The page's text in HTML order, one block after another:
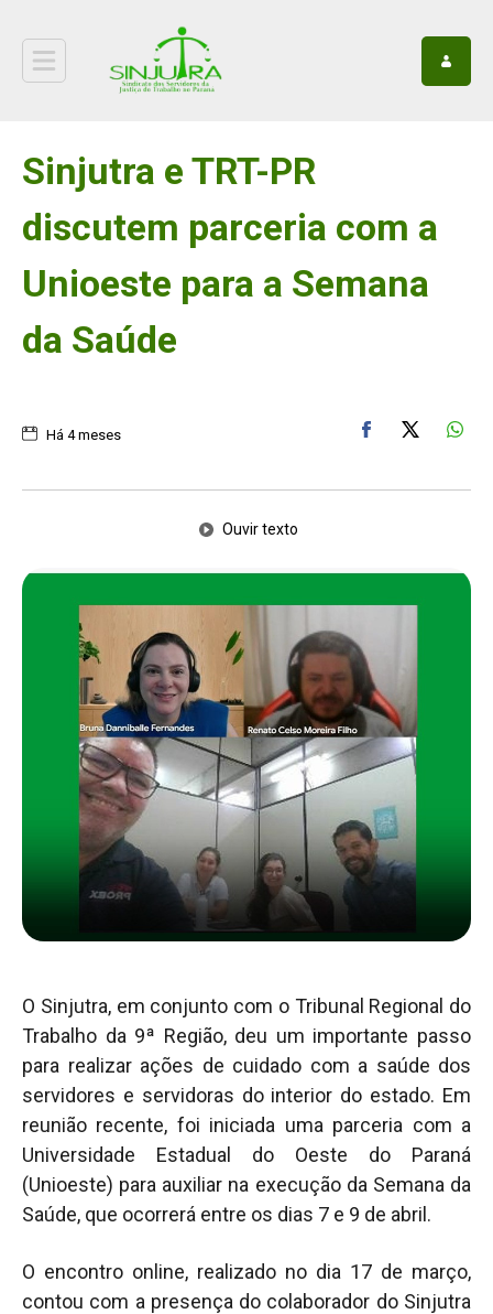
Sinjutra e TRT-PR
discutem parceria com a
Unioeste para a Semana
da Saúde
Há 4 meses
Ouvir texto
O Sinjutra, em conjunto com o Tribunal Regional do
Trabalho da 9ª Região, deu um importante passo
para realizar ações de cuidado com a saúde dos
servidores e servidoras do interior do estado. Em
reunião recente, foi iniciada uma parceria com a
Universidade Estadual do Oeste do Paraná
(Unioeste) para auxiliar na execução da Semana da
Saúde, que ocorrerá entre os dias 7 e 9 de abril.
O encontro online, realizado no dia 17 de março,
contou com a presença do colaborador do Sinjutra